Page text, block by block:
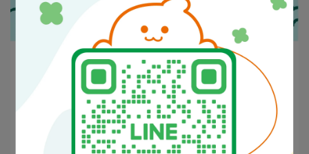
綠色印刷大觀園：油墨之外的環保實務
麥小編 | 2026-06-16
綠色印刷不只是改用大豆油墨、水性油墨或環保油墨，而